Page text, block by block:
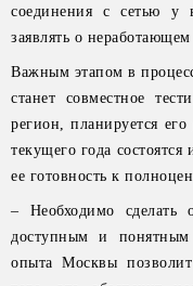
соединения с сетью у
заявлять о
Важным этапом в
станет совместное
регион, планируется
текущего года
ее готовность к
– Необходимо сделать
доступным и понятным
опыта Москвы позволит